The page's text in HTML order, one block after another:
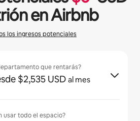
en Airbnb
los ingresos potenciales
que rentarás?
$2,535 USD al mes
usar todo el espacio?